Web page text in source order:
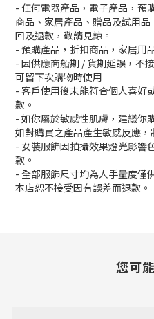
- 任何電器產品，電子產品，預
商品、家居產品、贈品及試用
回及退款，敬請見諒。
- 預購產品，折扣商品，家居用
- 因供應商船期 / 貨期延誤，不
可留下次購物時使用
- 客戶使用後未能符合個人喜好
款。
- 如你屬於敏感性肌膚，建議你
如對購買之產品產生敏感反應，
- 女裝服飾因拍攝效果燈光影響
款。
- 全部服飾尺寸均為人手量度僅
本店恕不接受因有誤差而退款。
您可